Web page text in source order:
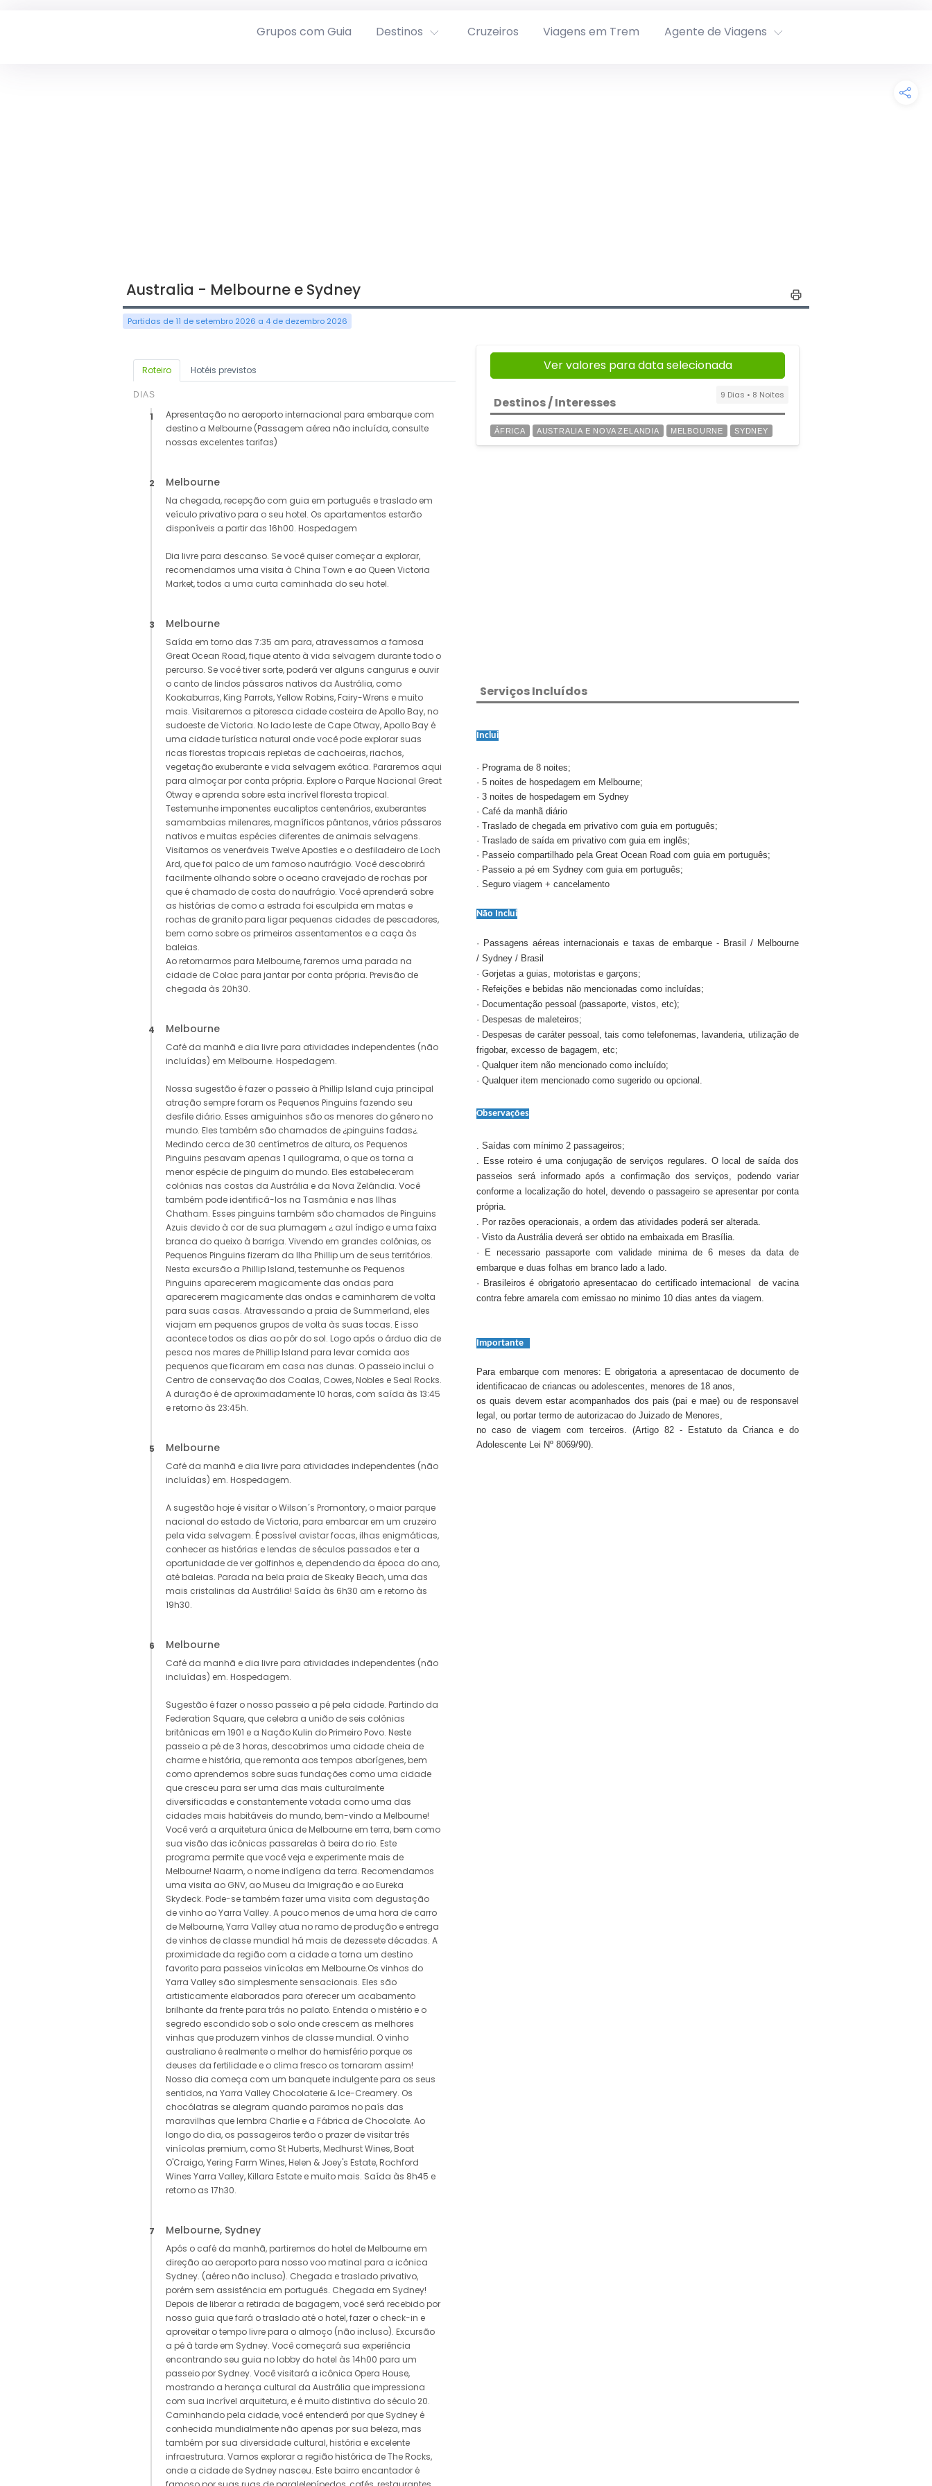
Grupos com Guia Destinos Cruzeiros Viagens em Trem Agente de Viagens
Australia - Melbourne e Sydney
Partidas de 11 de setembro 2026 a 4 de dezembro 2026
Roteiro Hotéis previstos
DIAS
1
Apresentação no aeroporto internacional para embarque com
destino a Melbourne (Passagem aérea não incluída, consulte
nossas excelentes tarifas)
2 Melbourne
Na chegada, recepção com guia em português e traslado em
veículo privativo para o seu hotel. Os apartamentos estarão
disponíveis a partir das 16h00. Hospedagem
Dia livre para descanso. Se você quiser começar a explorar,
recomendamos uma visita à China Town e ao Queen Victoria
Market, todos a uma curta caminhada do seu hotel.
3 Melbourne
Saída em torno das 7:35 am para, atravessamos a famosa
Great Ocean Road, fique atento à vida selvagem durante todo o
percurso. Se você tiver sorte, poderá ver alguns cangurus e ouvir
o canto de lindos pássaros nativos da Austrália, como
Kookaburras, King Parrots, Yellow Robins, Fairy-Wrens e muito
mais. Visitaremos a pitoresca cidade costeira de Apollo Bay, no
sudoeste de Victoria. No lado leste de Cape Otway, Apollo Bay é
uma cidade turística natural onde você pode explorar suas
ricas florestas tropicais repletas de cachoeiras, riachos,
vegetação exuberante e vida selvagem exótica. Pararemos aqui
para almoçar por conta própria. Explore o Parque Nacional Great
Otway e aprenda sobre esta incrível floresta tropical.
Testemunhe imponentes eucaliptos centenários, exuberantes
samambaias milenares, magníficos pântanos, vários pássaros
nativos e muitas espécies diferentes de animais selvagens.
Visitamos os veneráveis Twelve Apostles e o desfiladeiro de Loch
Ard, que foi palco de um famoso naufrágio. Você descobrirá
facilmente olhando sobre o oceano cravejado de rochas por
que é chamado de costa do naufrágio. Você aprenderá sobre
as histórias de como a estrada foi esculpida em matas e
rochas de granito para ligar pequenas cidades de pescadores,
bem como sobre os primeiros assentamentos e a caça às
baleias.
Ao retornarmos para Melbourne, faremos uma parada na
cidade de Colac para jantar por conta própria. Previsão de
chegada às 20h30.
4 Melbourne
Café da manhã e dia livre para atividades independentes (não
incluídas) em Melbourne. Hospedagem.
Nossa sugestão é fazer o passeio à Phillip Island cuja principal
atração sempre foram os Pequenos Pinguins fazendo seu
desfile diário. Esses amiguinhos são os menores do gênero no
mundo. Eles também são chamados de ¿pinguins fadas¿.
Medindo cerca de 30 centímetros de altura, os Pequenos
Pinguins pesavam apenas 1 quilograma, o que os torna a
menor espécie de pinguim do mundo. Eles estabeleceram
colônias nas costas da Austrália e da Nova Zelândia. Você
também pode identificá-los na Tasmânia e nas Ilhas
Chatham. Esses pinguins também são chamados de Pinguins
Azuis devido à cor de sua plumagem ¿ azul índigo e uma faixa
branca do queixo à barriga. Vivendo em grandes colônias, os
Pequenos Pinguins fizeram da Ilha Phillip um de seus territórios.
Nesta excursão a Phillip Island, testemunhe os Pequenos
Pinguins aparecerem magicamente das ondas para
aparecerem magicamente das ondas e caminharem de volta
para suas casas. Atravessando a praia de Summerland, eles
viajam em pequenos grupos de volta às suas tocas. E isso
acontece todos os dias ao pôr do sol. Logo após o árduo dia de
pesca nos mares de Phillip Island para levar comida aos
pequenos que ficaram em casa nas dunas. O passeio inclui o
Centro de conservação dos Coalas, Cowes, Nobles e Seal Rocks.
A duração é de aproximadamente 10 horas, com saída às 13:45
e retorno às 23:45h.
5 Melbourne
Café da manhã e dia livre para atividades independentes (não
incluídas) em. Hospedagem.
A sugestão hoje é visitar o Wilson´s Promontory, o maior parque
nacional do estado de Victoria, para embarcar em um cruzeiro
pela vida selvagem. É possível avistar focas, ilhas enigmáticas,
conhecer as histórias e lendas de séculos passados e ter a
oportunidade de ver golfinhos e, dependendo da época do ano,
até baleias. Parada na bela praia de Skeaky Beach, uma das
mais cristalinas da Austrália! Saída às 6h30 am e retorno às
19h30.
6 Melbourne
Café da manhã e dia livre para atividades independentes (não
incluídas) em. Hospedagem.
Sugestão é fazer o nosso passeio a pé pela cidade. Partindo da
Federation Square, que celebra a união de seis colônias
britânicas em 1901 e a Nação Kulin do Primeiro Povo. Neste
passeio a pé de 3 horas, descobrimos uma cidade cheia de
charme e história, que remonta aos tempos aborígenes, bem
como aprendemos sobre suas fundações como uma cidade
que cresceu para ser uma das mais culturalmente
diversificadas e constantemente votada como uma das
cidades mais habitáveis do mundo, bem-vindo a Melbourne!
Você verá a arquitetura única de Melbourne em terra, bem como
sua visão das icônicas passarelas à beira do rio. Este
programa permite que você veja e experimente mais de
Melbourne! Naarm, o nome indígena da terra. Recomendamos
uma visita ao GNV, ao Museu da Imigração e ao Eureka
Skydeck. Pode-se também fazer uma visita com degustação
de vinho ao Yarra Valley. A pouco menos de uma hora de carro
de Melbourne, Yarra Valley atua no ramo de produção e entrega
de vinhos de classe mundial há mais de dezessete décadas. A
proximidade da região com a cidade a torna um destino
favorito para passeios vinícolas em Melbourne.Os vinhos do
Yarra Valley são simplesmente sensacionais. Eles são
artisticamente elaborados para oferecer um acabamento
brilhante da frente para trás no palato. Entenda o mistério e o
segredo escondido sob o solo onde crescem as melhores
vinhas que produzem vinhos de classe mundial. O vinho
australiano é realmente o melhor do hemisfério porque os
deuses da fertilidade e o clima fresco os tornaram assim!
Nosso dia começa com um banquete indulgente para os seus
sentidos, na Yarra Valley Chocolaterie & Ice-Creamery. Os
chocólatras se alegram quando paramos no país das
maravilhas que lembra Charlie e a Fábrica de Chocolate. Ao
longo do dia, os passageiros terão o prazer de visitar três
vinícolas premium, como St Huberts, Medhurst Wines, Boat
O'Craigo, Yering Farm Wines, Helen & Joey's Estate, Rochford
Wines Yarra Valley, Killara Estate e muito mais. Saída às 8h45 e
retorno as 17h30.
7 Melbourne, Sydney
Após o café da manhã, partiremos do hotel de Melbourne em
direção ao aeroporto para nosso voo matinal para a icônica
Sydney. (aéreo não incluso). Chegada e traslado privativo,
porém sem assistência em português. Chegada em Sydney!
Depois de liberar a retirada de bagagem, você será recebido por
nosso guia que fará o traslado até o hotel, fazer o check-in e
aproveitar o tempo livre para o almoço (não incluso). Excursão
a pé à tarde em Sydney. Você começará sua experiência
encontrando seu guia no lobby do hotel às 14h00 para um
passeio por Sydney. Você visitará a icônica Opera House,
mostrando a herança cultural da Austrália que impressiona
com sua incrível arquitetura, e é muito distintiva do século 20.
Caminhando pela cidade, você entenderá por que Sydney é
conhecida mundialmente não apenas por sua beleza, mas
também por sua diversidade cultural, história e excelente
infraestrutura. Vamos explorar a região histórica de The Rocks,
onde a cidade de Sydney nasceu. Este bairro encantador é
Ver valores para data selecionada
9 Dias • 8 Noites
Destinos / Interesses
ÁFRICA AUSTRALIA E NOVA ZELANDIA MELBOURNE SYDNEY
Serviços Incluídos
Inclui
· Programa de 8 noites;
· 5 noites de hospedagem em Melbourne;
· 3 noites de hospedagem em Sydney
· Café da manhã diário
· Traslado de chegada em privativo com guia em português;
· Traslado de saída em privativo com guia em inglês;
· Passeio compartilhado pela Great Ocean Road com guia em português;
· Passeio a pé em Sydney com guia em português;
. Seguro viagem + cancelamento
Não Inclui
· Passagens aéreas internacionais e taxas de embarque - Brasil / Melbourne
/ Sydney / Brasil
· Gorjetas a guias, motoristas e garçons;
· Refeições e bebidas não mencionadas como incluídas;
· Documentação pessoal (passaporte, vistos, etc);
· Despesas de maleteiros;
· Despesas de caráter pessoal, tais como telefonemas, lavanderia, utilização de
frigobar, excesso de bagagem, etc;
· Qualquer item não mencionado como incluído;
· Qualquer item mencionado como sugerido ou opcional.
Observações
. Saídas com mínimo 2 passageiros;
. Esse roteiro é uma conjugação de serviços regulares. O local de saída dos
passeios será informado após a confirmação dos serviços, podendo variar
conforme a localização do hotel, devendo o passageiro se apresentar por conta
própria.
. Por razões operacionais, a ordem das atividades poderá ser alterada.
· Visto da Austrália deverá ser obtido na embaixada em Brasília.
· E necessario passaporte com validade minima de 6 meses da data de
embarque e duas folhas em branco lado a lado.
· Brasileiros é obrigatorio apresentacao do certificado internacional de vacina
contra febre amarela com emissao no minimo 10 dias antes da viagem.
Importante
Para embarque com menores: E obrigatoria a apresentacao de documento de
identificacao de criancas ou adolescentes, menores de 18 anos,
os quais devem estar acompanhados dos pais (pai e mae) ou de responsavel
legal, ou portar termo de autorizacao do Juizado de Menores,
no caso de viagem com terceiros. (Artigo 82 - Estatuto da Crianca e do
Adolescente Lei Nº 8069/90).